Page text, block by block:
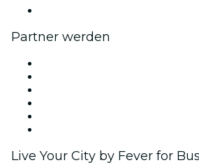
Partner werden
Live Your City by Fever for